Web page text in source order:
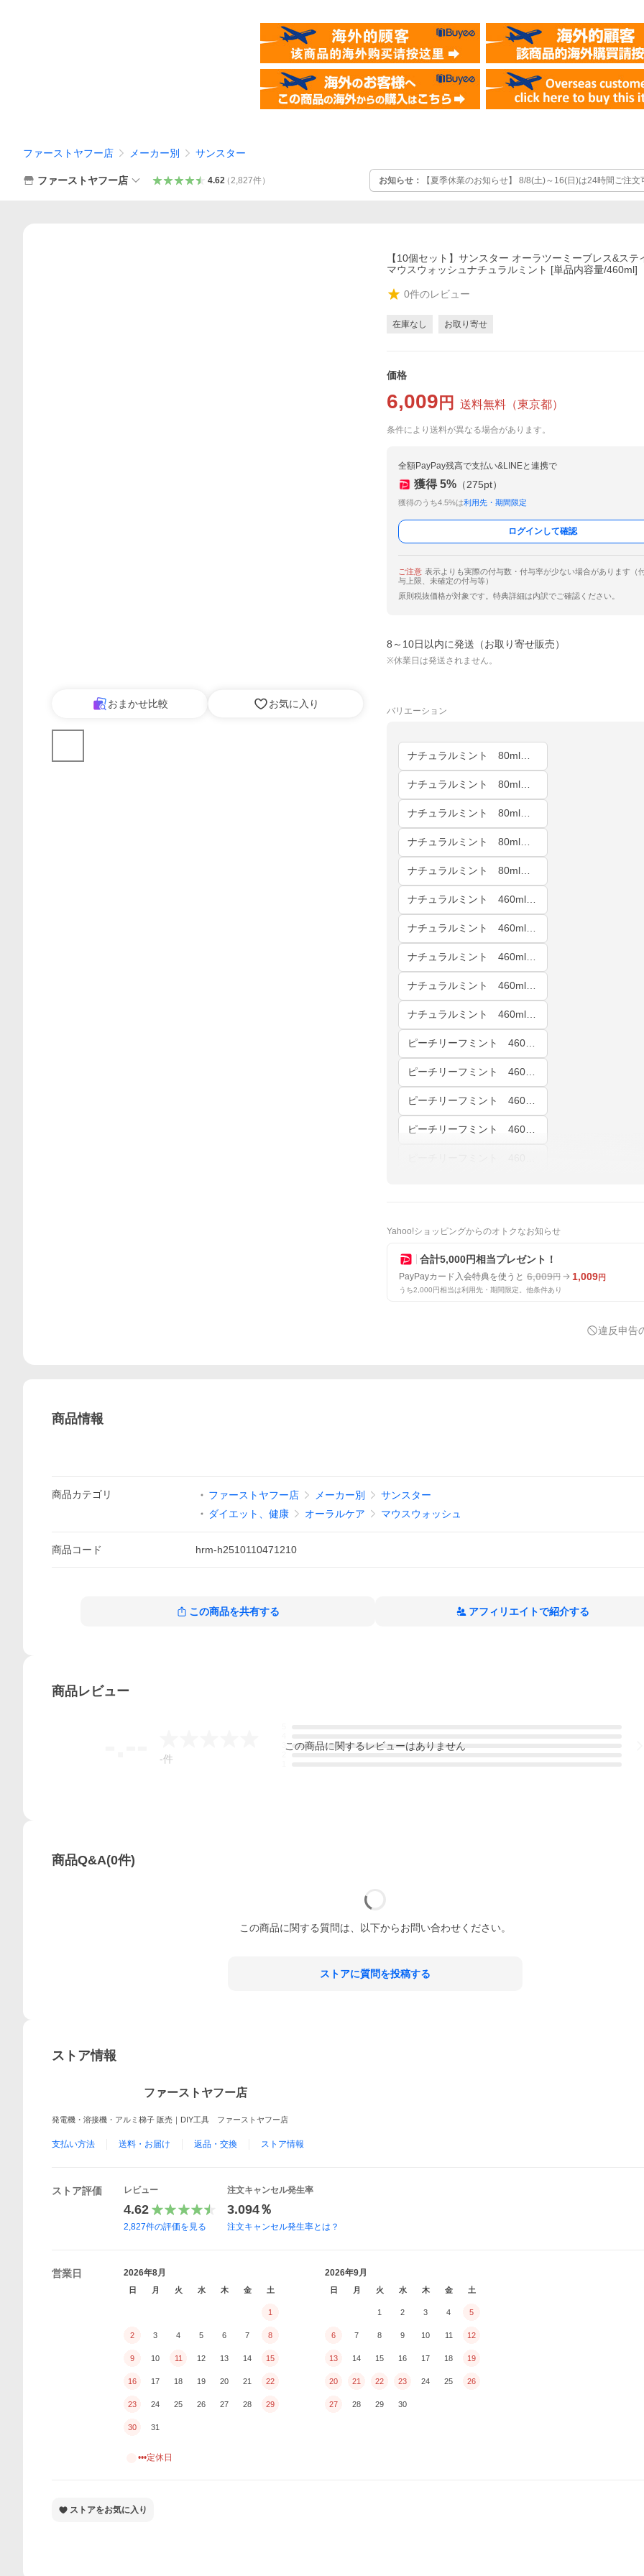
ファーストヤフー店 メーカー別 サンスター
ファーストヤフー店 4.62（2,827件） お知らせ：
【夏季休業のお知らせ】 8/8(土)～16(日)は24時間ご注文
みです。お取寄せ品等は8/17(月)以降、メーカー休業明けに納期案
おまかせ比較 お気に入り
【10個セット】サンスター オーラツーミーブレス&ステ
マウスウォッシュナチュラルミント [単品内容量/460ml]
0件のレビュー
在庫なし お取り寄せ
価格
6,009 円 送料無料 （東京都）
条件により送料が異なる場合があります。
全額PayPay残高で支払い&LINEと連携で
獲得 5% （275pt）
獲得のうち4.5%は利用先・期間限定
ログインして確認
ご注意 表示よりも実際の付与数・付与率が少ない場合があります（
与上限、未確定の付与等）
原則税抜価格が対象です。特典詳細は内訳でご確認ください。
8～10日以内に発送（お取り寄せ販売）
※休業日は発送されません。
バリエーション
Yahoo!ショッピングからのオトクなお知らせ
合計5,000円相当プレゼント！
PayPayカード入会特典を使うと 6,009円 1,009円
うち2,000円相当は利用先・期間限定。他条件あり
違反申告
商品情報
商品カテゴリ ファーストヤフー店 メーカー別
サンスター
ダイエット、健康
オーラルケア マウスウォッシュ
商品コード hrm-h2510110471210
この商品を共有する アフィリエイトで紹介する
商品レビュー
-件
この商品に関するレビューはありません
商品Q&A(0件)
この商品に関する質問は、以下からお問い合わせください。
ストアに質問を投稿する
ストア情報
ファーストヤフー店
発電機・溶接機・アルミ梯子 販売｜DIY工具 ファーストヤフー店
支払い方法 送料・お届け 返品・交換 ストア情報
ストア評価 レビュー
4.62
2,827件の評価を見る
注文キャンセル発生率
3.094％
注文キャンセル発生率とは？
営業日 2026年8月
日 月 火 水 木 金 土
1
2 3 4 5 6 7 8
9 10 11 12 13 14 15
16 17 18 19 20 21 22
23 24 25 26 27 28 29
30 31
2026年9月
日 月 火 水 木 金 土
1 2 3 4 5
6 7 8 9 10 11 12
13 14 15 16 17 18 19
20 21 22 23 24 25 26
27 28 29 30
•••定休日
ストアをお気に入り